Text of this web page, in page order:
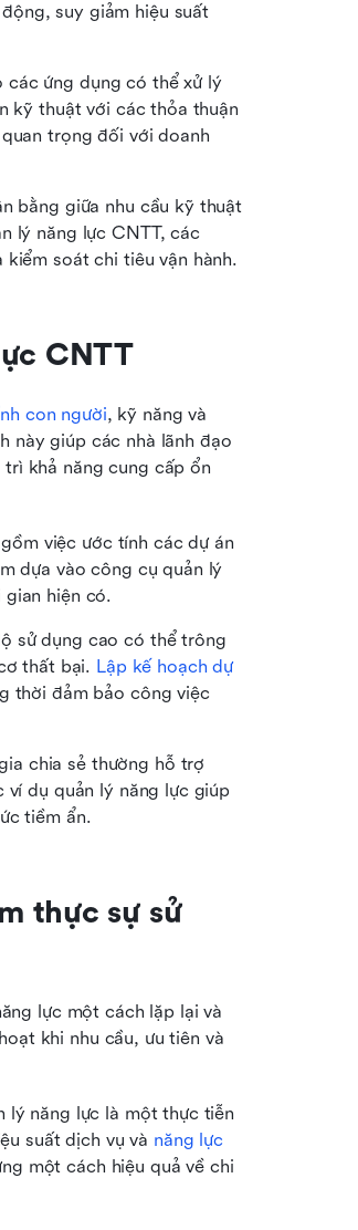
suy giảm hiệu suất
các ứng dụng có thể xử lý
kỹ thuật với các thỏa thuận
trọng đối với doanh
bằng giữa nhu cầu kỹ thuật
lý năng lực CNTT, các
soát chi tiêu vận hành.
CNTT
con người, kỹ năng và
này giúp các nhà lãnh đạo
khả năng cung cấp ổn
việc ước tính các dự án
dựa vào công cụ quản lý
hiện có.
sử dụng cao có thể trông
thất bại. Lập kế hoạch dự
thời đảm bảo công việc
chia sẻ thường hỗ trợ
ví dụ quản lý năng lực giúp
tiềm ẩn.
thực sự sử
lực một cách lặp lại và
khi nhu cầu, ưu tiên và
lý năng lực là một thực tiễn
suất dịch vụ và năng lực
một cách hiệu quả về chi